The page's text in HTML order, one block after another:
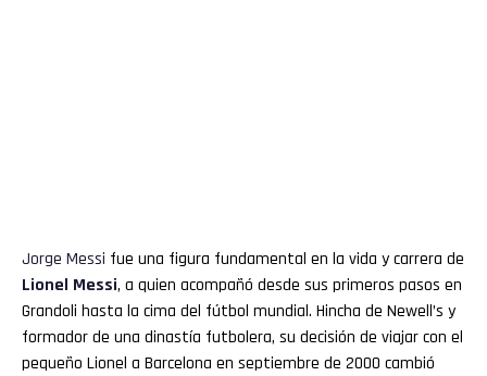
Jorge Messi fue una figura fundamental en la vida y carrera de
Lionel Messi, a quien acompañó desde sus primeros pasos en
Grandoli hasta la cima del fútbol mundial. Hincha de Newell’s y
formador de una dinastía futbolera, su decisión de viajar con el
pequeño Lionel a Barcelona en septiembre de 2000 cambió